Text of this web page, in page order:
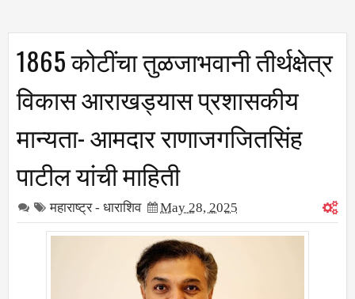
1865 कोटींचा तुळजाभवानी तीर्थक्षेत्र
विकास आराखड्यास प्रशासकीय
मान्यता- आमदार राणाजगजितसिंह
पाटील यांची माहिती
महाराष्ट्र - धाराशिव May 28, 2025